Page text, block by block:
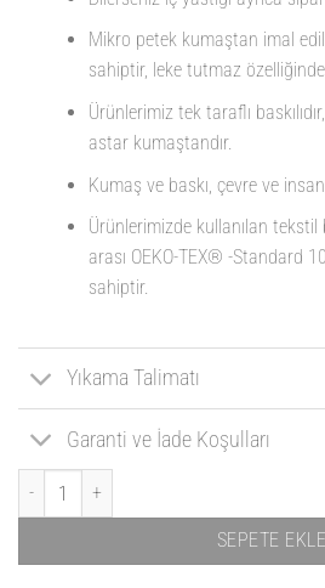
Mikro petek kumaştan imal
sahiptir, leke tutmaz
Ürünlerimiz tek taraflı
astar kumaştandır.
Kumaş ve baskı, çevre ve
Ürünlerimizde kullanılan tekstil
arası OEKO-TEX® -Standard
sahiptir.
Yıkama Talimatı
Garanti ve İade Koşulları
Playstation Yastık 02 adet
SEPETE EKLE